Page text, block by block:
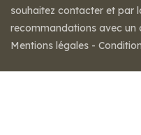
souhaitez contacter et par
recommandations avec un
Mentions légales -